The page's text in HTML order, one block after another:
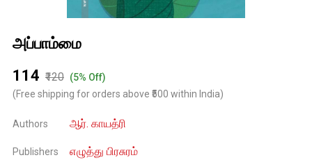
அப்பாம்மை
₹114 ₹120 (5% Off)
(Free shipping for orders above ₹500 within India)
Authors ஆர். காயத்ரி
Publishers எழுத்து பிரசுரம்